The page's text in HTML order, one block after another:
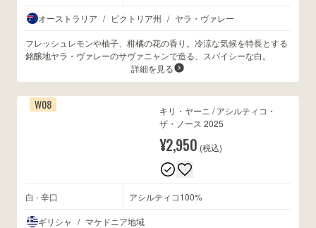
オーストラリア / ビクトリア州 / ヤラ・ヴァレー
フレッシュレモンや柚子、柑橘の花の香り。冷涼な気候を特長とする
銘醸地ヤラ・ヴァレーのサヴァニャンで造る、スパイシーな白。
詳細を見る
W08
キリ・ヤーニ / アシルティコ・
ザ・ノース 2025
¥2,950 (税込)
白 - 辛口 アシルティコ100%
ギリシャ / マケドニア地域